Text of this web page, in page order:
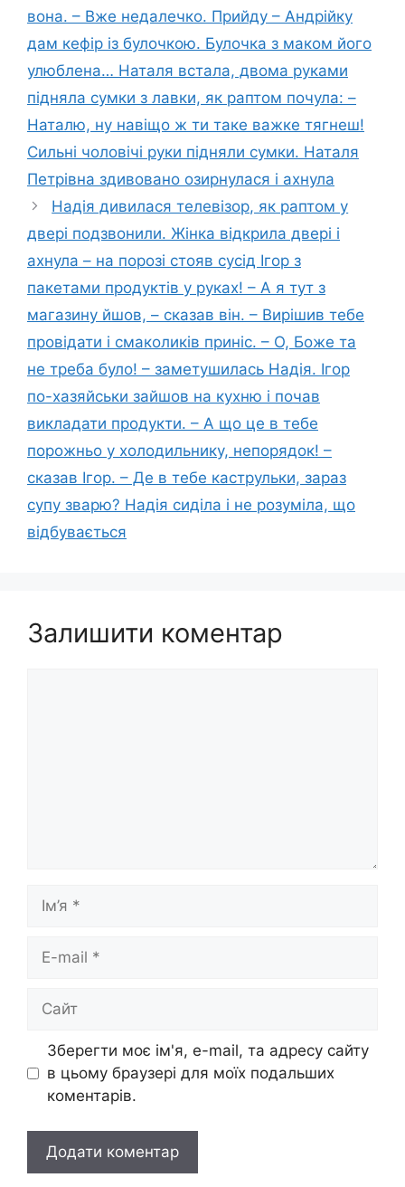
вона. – Вже недалечко. Прийду – Андрійку
дам кефір із булочкою. Булочка з маком його
улюблена… Наталя встала, двома руками
підняла сумки з лавки, як раптом почула: –
Наталю, ну навіщо ж ти таке важке тягнеш!
Сильні чоловічі руки підняли сумки. Наталя
Петрівна здивовано озирнулася і ахнула
Надія дивилася телевізор, як раптом у
двері подзвонили. Жінка відкрила двері і
ахнула – на порозі стояв сусід Ігор з
пакетами продуктів у руках! – А я тут з
магазину йшов, – сказав він. – Вирішив тебе
провідати і смаколиків приніс. – О, Боже та
не треба було! – заметушилась Надія. Ігор
по-хазяйськи зайшов на кухню і почав
викладати продукти. – А що це в тебе
порожньо у холодильнику, непорядок! –
сказав Ігор. – Де в тебе каструльки, зараз
супу зварю? Надія сиділа і не розуміла, що
відбувається
Залишити коментар
Ім’я
Сайт
Зберегти моє ім'я, e-mail, та адресу сайту
в цьому браузері для моїх подальших
коментарів.